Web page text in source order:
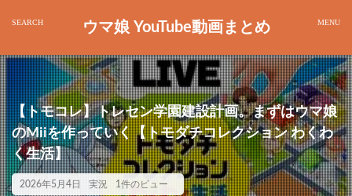
ウマ娘 YouTube動画まとめ
【トモコレ】トレセン学園建設計画。まずはウマ娘
のMiiを作っていく【トモダチコレクション わくわ
く生活】
2026年5月4日 実況 1件のビュー